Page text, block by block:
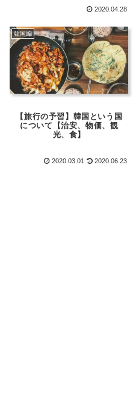
2020.04.28
韓国編
【旅行の予習】韓国という国
について【治安、物価、観
光、食】
2020.03.01 2020.06.23